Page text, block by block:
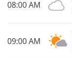
08:00 AM
09:00 AM